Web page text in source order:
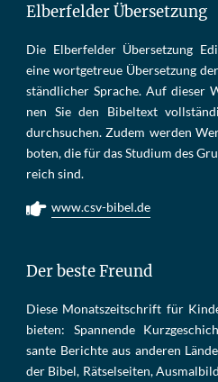
Elberfelder Übersetzung
Die Elber­fel­der Über­set­zung
eine wort­ge­treue Über­set­zung
ständ­li­cher Spra­che. Auf die­ser
nen Sie den Bi­bel­text
durch­su­chen. Zu­dem wer­den
bo­ten, die für das Stu­di­um des
reich sind.
www.csv-bibel.de
Der beste Freund
Die­se Mo­nats­zeit­schrift für
bie­ten: Span­nen­de
san­te Be­rich­te aus an­de­ren
der Bi­bel, Rät­sel­sei­ten,